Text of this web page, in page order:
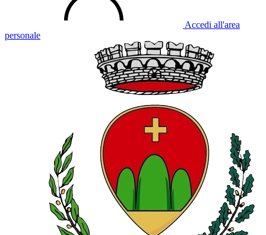
Accedi all'area
personale